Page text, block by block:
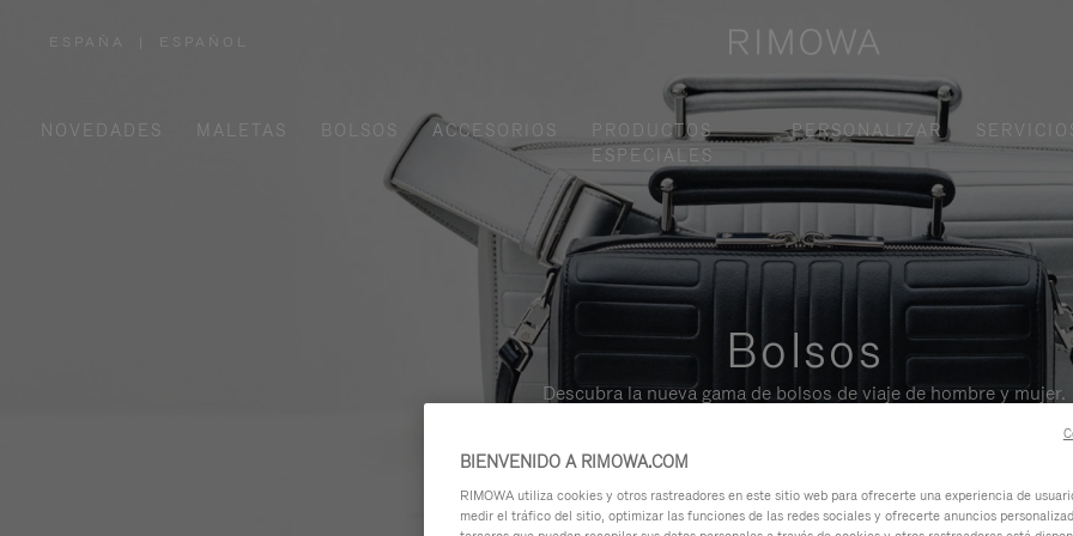
ESPAÑA ESPAÑOL
NOVEDADES MALETAS BOLSOS ACCESORIOS
PRODUCTOS
ESPECIALES
PERSONALIZAR
Bolsos
Descubra la nueva gama de bolsos de viaje de hombre y mujer.
BIENVENIDO A RIMOWA.COM
RIMOWA utiliza cookies y otros rastreadores en este sitio web para ofrecerte una experiencia de
medir el tráfico del sitio, optimizar las funciones de las redes sociales y ofrecerte anuncios